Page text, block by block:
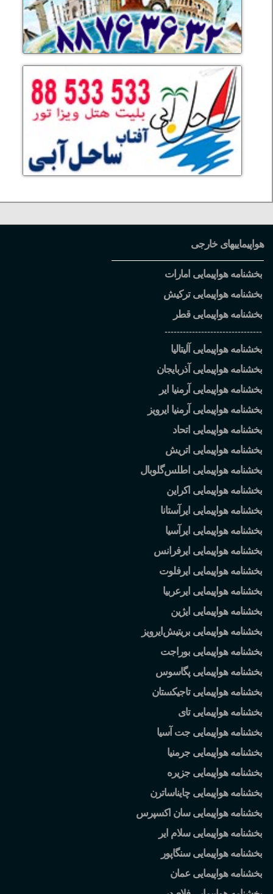
هواپیماییهای خارجی
بخشنامه هواپیمایی امارات
بخشنامه هواپیمایی ترکیش
بخشنامه هواپیمایی قطر
--------------------------------
بخشنامه هواپیمایی آلیتالیا
بخشنامه هواپیمایی آذربایجان
بخشنامه هواپیمایی آرمنیا ایر
بخشنامه هواپیمایی آرمنیا ایرویز
بخشنامه هواپیمایی اتحاد
بخشنامه هواپیمایی اتریش
بخشنامه هواپیمایی اطلسگلوبال
بخشنامه هواپیمایی اکراین
بخشنامه هواپیمایی ایرآستانا
بخشنامه هواپیمایی ایرآسیا
بخشنامه هواپیمایی ایرفرانس
بخشنامه هواپیمایی ایرفلوت
بخشنامه هواپیمایی ایرعربیا
بخشنامه هواپیمایی ایژین
بخشنامه هواپیمایی بریتیش ایرویز
بخشنامه هواپیمایی بوراجت
بخشنامه هواپیمایی پگاسوس
بخشنامه هواپیمایی تاجیکستان
بخشنامه هواپیمایی تای
بخشنامه هواپیمایی جت آسیا
بخشنامه هواپیمایی جرمنیا
بخشنامه هواپیمایی جزیره
بخشنامه هواپیمایی چایناساترن
بخشنامه هواپیمایی سان اکسپرس
بخشنامه هواپیمایی سلام ایر
بخشنامه هواپیمایی سنگاپور
بخشنامه هواپیمایی عمان